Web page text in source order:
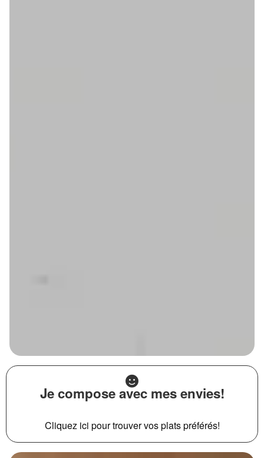
Je compose avec mes envies!
Cliquez ici pour trouver vos plats préférés!